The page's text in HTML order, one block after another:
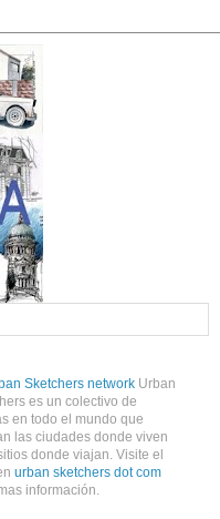
Urban
es un colectivo de
en todo el mundo que
las ciudades donde viven
donde viajan. Visite el
urban sketchers dot com
información.